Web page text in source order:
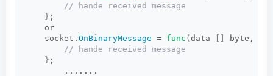
// hande received message
} ;
    or
    socket.
OnBinaryMessage = func ( data
byte,
// hande received message
} ;
        .......